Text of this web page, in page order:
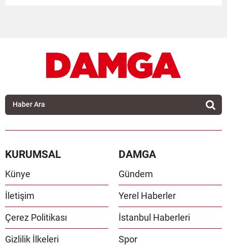
KURUMSAL
Künye
İletişim
Çerez Politikası
Gizlilik İlkeleri
DAMGA
Gündem
Yerel Haberler
İstanbul Haberleri
Spor